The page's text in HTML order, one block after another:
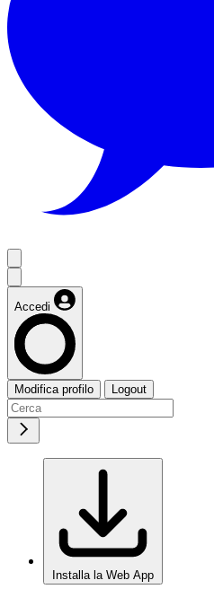
Accedi
Modifica profilo Logout
Installa la Web App